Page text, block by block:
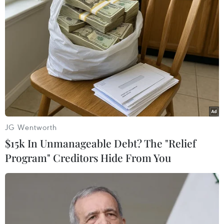
Quân đội Algeria bắt giữ 4 phần tử thánh chiến trong
chiến dịch truy quét khủng bố tại Baata, tỉnh Medea,
cách thủ đô Algiers 80 km về phía Đông Nam.
JG Wentworth
$15k In Unmanageable Debt? The "Relief
Program" Creditors Hide From You